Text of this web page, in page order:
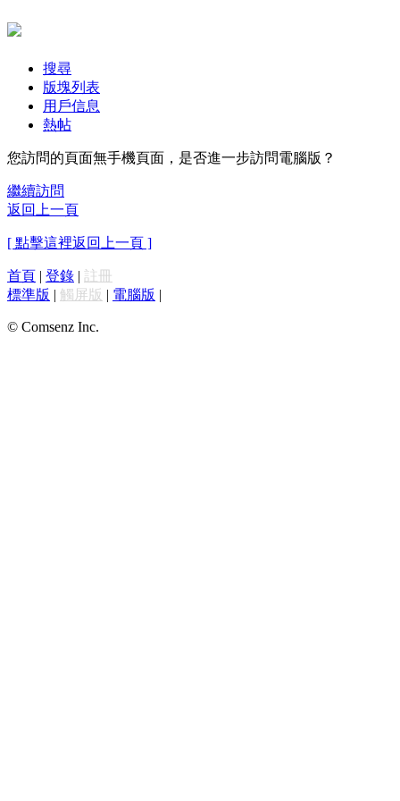
搜尋
版塊列表
用戶信息
熱帖
您訪問的頁面無手機頁面，是否進一步訪問電腦版？
繼續訪問
返回上一頁
[ 點擊這裡返回上一頁 ]
首頁 | 登錄 | 註冊
標準版 | 觸屏版 | 電腦版 |
© Comsenz Inc.